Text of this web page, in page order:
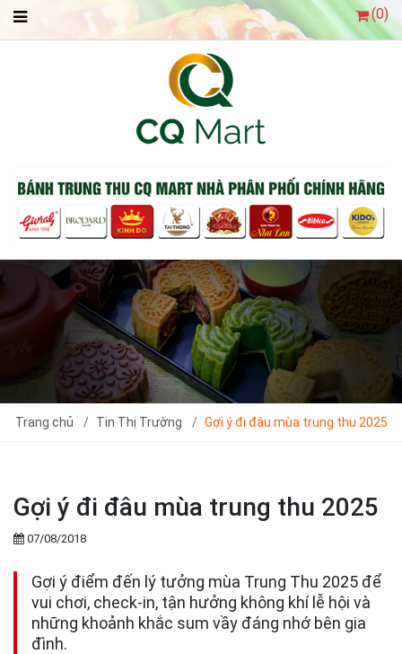
(0)
Trang chủ Tin Thị Trường Gợi ý đi đâu mùa trung thu 2025
Gợi ý đi đâu mùa trung thu 2025
07/08/2018
Gợi ý điểm đến lý tưởng mùa Trung Thu 2025 để
vui chơi, check-in, tận hưởng không khí lễ hội và
những khoảnh khắc sum vầy đáng nhớ bên gia
đình.